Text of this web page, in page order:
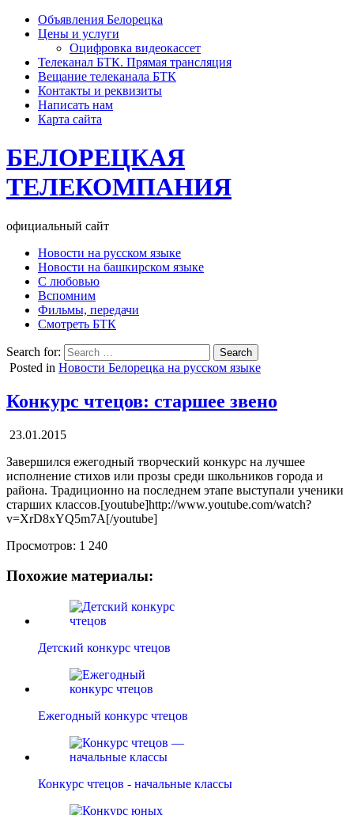
Объявления Белорецка
Цены и услуги
Оцифровка видеокассет
Телеканал БТК. Прямая трансляция
Вещание телеканала БТК
Контакты и реквизиты
Написать нам
Карта сайта
БЕЛОРЕЦКАЯ
ТЕЛЕКОМПАНИЯ
официальный сайт
Новости на русском языке
Новости на башкирском языке
С любовью
Вспомним
Фильмы, передачи
Смотреть БТК
Search for:
Posted in Новости Белорецка на русском языке
Конкурс чтецов: старшее звено
23.01.2015
Завершился ежегодный творческий конкурс на лучшее
исполнение стихов или прозы среди школьников города и
района. Традиционно на последнем этапе выступали ученики
старших классов.[youtube]http://www.youtube.com/watch?
v=XrD8xYQ5m7A[/youtube]
Просмотров: 1 240
Похожие материалы:
Детский конкурс чтецов
Ежегодный конкурс чтецов
Конкурс чтецов - начальные классы